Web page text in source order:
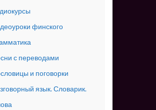
финского
с переводами
и поговорки
язык. Словарик.